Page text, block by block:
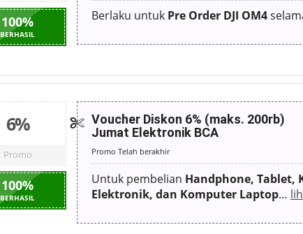
100%
BERHASIL
Berlaku untuk Pre Order DJI OM4
6%
Promo
100%
BERHASIL
Voucher Diskon 6% (maks. 200rb)
Jumat Elektronik BCA
Promo Telah berakhir
Untuk pembelian Handphone, Tablet,
Elektronik, dan Komputer Laptop…